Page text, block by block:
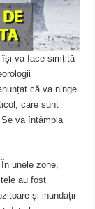
își va face simțită
că va ninge
care sunt
va întâmpla
unele zone,
au fost
și inundații